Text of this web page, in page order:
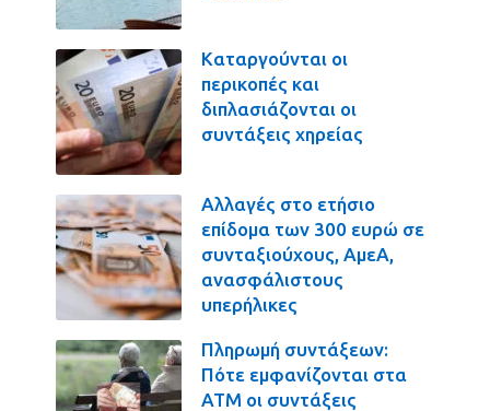
Καταργούνται οι
περικοπές και
διπλασιάζονται οι
συντάξεις χηρείας
Αλλαγές στο ετήσιο
επίδομα των 300 ευρώ σε
συνταξιούχους, ΑμεΑ,
ανασφάλιστους
υπερήλικες
Πληρωμή συντάξεων:
Πότε εμφανίζονται στα
ΑΤΜ οι συντάξεις